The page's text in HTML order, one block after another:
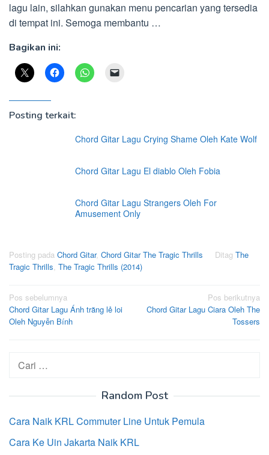
lagu lain, silahkan gunakan menu pencarian yang tersedia
di tempat ini. Semoga membantu …
Bagikan ini:
Posting terkait:
Chord Gitar Lagu Crying Shame Oleh Kate Wolf
Chord Gitar Lagu El diablo Oleh Fobia
Chord Gitar Lagu Strangers Oleh For
Amusement Only
Posting pada Chord Gitar, Chord Gitar The Tragic Thrills Ditag The
Tragic Thrills, The Tragic Thrills (2014)
Navigasi
pos
Pos sebelumnya
Chord Gitar Lagu Ánh trăng lẻ loi
Oleh Nguyễn Bính
Pos berikutnya
Chord Gitar Lagu Ciara Oleh The
Tossers
Cari
untuk:
Random Post
Cara Naik KRL Commuter Line Untuk Pemula
Cara Ke Uin Jakarta Naik KRL